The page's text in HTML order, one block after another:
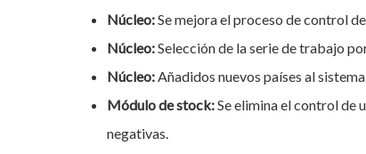
Núcleo:Se mejora el proceso de control
Núcleo:Selección de la serie de trabajo
Núcleo:Añadidos nuevos países al
Módulo de stock:Se elimina el control de
negativas.